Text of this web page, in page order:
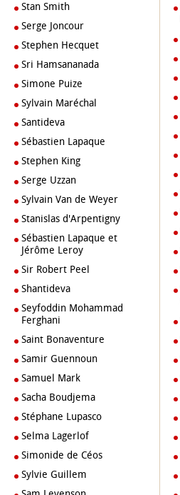
Stan Smith
Serge Joncour
Stephen Hecquet
Sri Hamsananada
Simone Puize
Sylvain Maréchal
Santideva
Sébastien Lapaque
Stephen King
Serge Uzzan
Sylvain Van de Weyer
Stanislas d'Arpentigny
Sébastien Lapaque et
Jérôme Leroy
Sir Robert Peel
Shantideva
Seyfoddin Mohammad
Ferghani
Saint Bonaventure
Samir Guennoun
Samuel Mark
Sacha Boudjema
Stéphane Lupasco
Selma Lagerlof
Simonide de Céos
Sylvie Guillem